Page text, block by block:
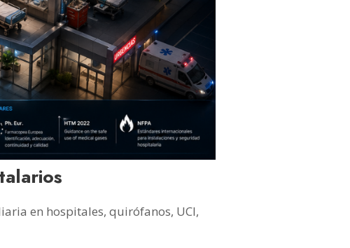
en hospitales, quirófanos, UCI,